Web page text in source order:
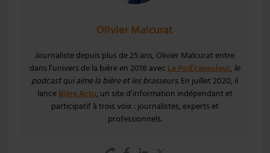
Olivier Malcurat
Journaliste depuis plus de 25 ans, Olivier Malcurat entre
dans l’univers de la bière en 2018 avecLe Pod’capsuleur, le
podcast qui aime la bière et les brasseurs. En juillet 2020, il
lanceBière Actu, un site d’information indépendant et
participatif à trois voix : journalistes, experts et
professionnels.